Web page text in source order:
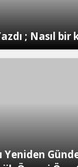
; Nasıl bir
Yeniden